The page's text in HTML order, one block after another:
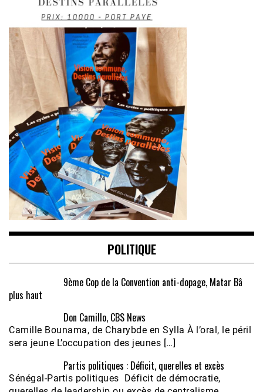
POLITIQUE
9ème Cop de la Convention anti-dopage, Matar Bâ
plus haut
Don Camillo, CBS News
Camille Bounama, de Charybde en Sylla À l’oral, le péril
sera jeune L’occupation des jeunes […]
Partis politiques : Déficit, querelles et excès
Sénégal-Partis politiques Déficit de démocratie,